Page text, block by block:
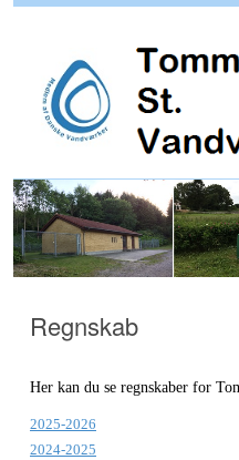
Regnskab
Her kan du se regnskaber for
2025-2026
2024-2025